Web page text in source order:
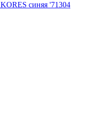
синяя '71304